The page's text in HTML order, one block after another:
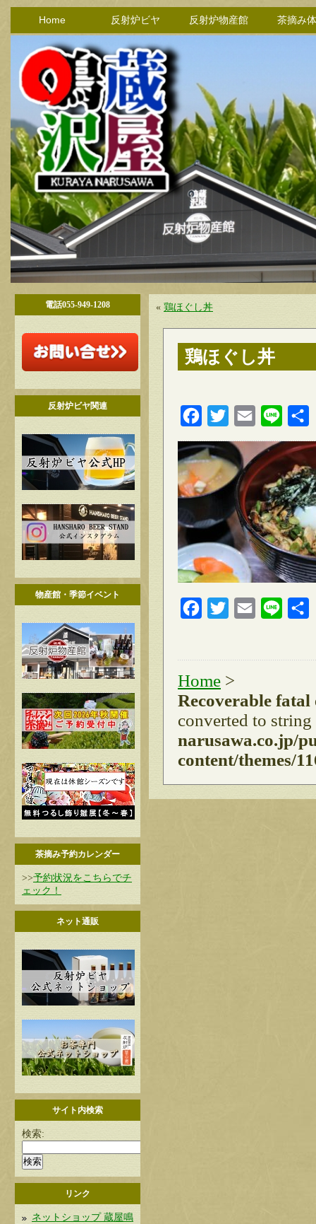
Home 反射炉ビヤ 反射炉物産館 茶摘み
電話055-949-1208
反射炉ビヤ関連
物産館・季節イベント
茶摘み予約カレンダー
>>予約状況をこちらでチ
ェック！
ネット通販
サイト内検索
検索:
リンク
ネットショップ 蔵屋鳴
« 鶏ほぐし丼
鶏ほぐし丼
FacebookTwitter Email Line
FacebookTwitter Email Line
Home >
Recoverable
converted to
narusawa.co.jp/
content/themes/